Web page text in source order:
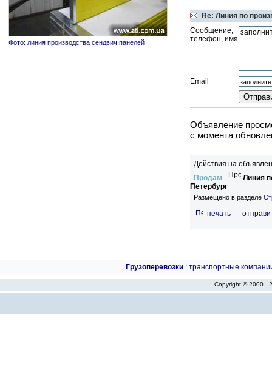
Фото: линия производства сендвич панелей
Re: Линия по
Сообщение,
телефон, имя
Email
Объявление
c момента
Действия на
Продам -
Линия
Петербург
Размещено в разделе
печать -
Грузоперевозки : транспортные
Copyright © 2000 -